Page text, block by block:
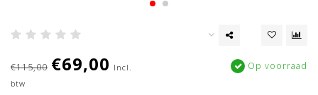
€115,00 €69,00 Incl.
btw
Op voorraad